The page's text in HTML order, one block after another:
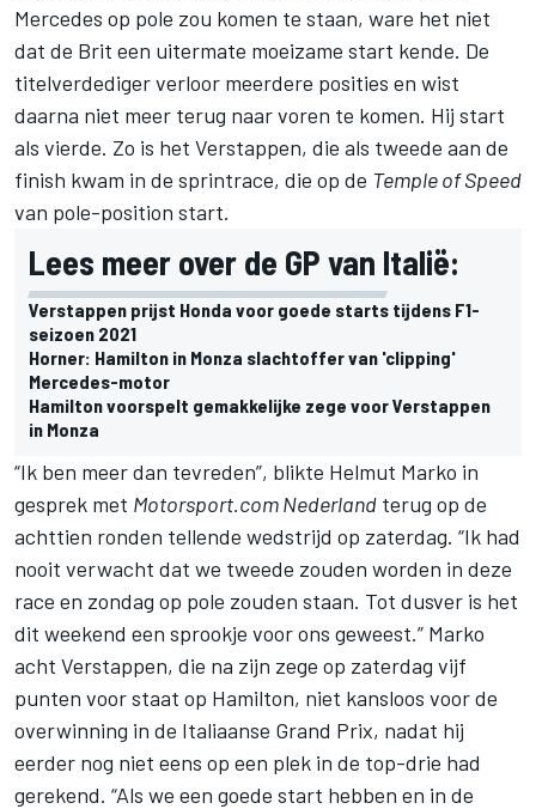
Mercedes op pole zou komen te staan, ware het niet
dat de Brit een uitermate moeizame start kende. De
titelverdediger verloor meerdere posities en wist
daarna niet meer terug naar voren te komen. Hij start
als vierde. Zo is het Verstappen, die als tweede aan de
finish kwam in de sprintrace, die op de Temple of Speed
van pole-position start.
Lees meer over de GP van Italië:
Verstappen prijst Honda voor goede starts tijdens F1-
seizoen 2021
Horner: Hamilton in Monza slachtoffer van 'clipping'
Mercedes-motor
Hamilton voorspelt gemakkelijke zege voor Verstappen
in Monza
“Ik ben meer dan tevreden”, blikte Helmut Marko in
gesprek met Motorsport.com Nederland terug op de
achttien ronden tellende wedstrijd op zaterdag. “Ik had
nooit verwacht dat we tweede zouden worden in deze
race en zondag op pole zouden staan. Tot dusver is het
dit weekend een sprookje voor ons geweest.” Marko
acht Verstappen, die na zijn zege op zaterdag vijf
punten voor staat op Hamilton, niet kansloos voor de
overwinning in de Italiaanse Grand Prix, nadat hij
eerder nog niet eens op een plek in de top-drie had
gerekend. “Als we een goede start hebben en in de